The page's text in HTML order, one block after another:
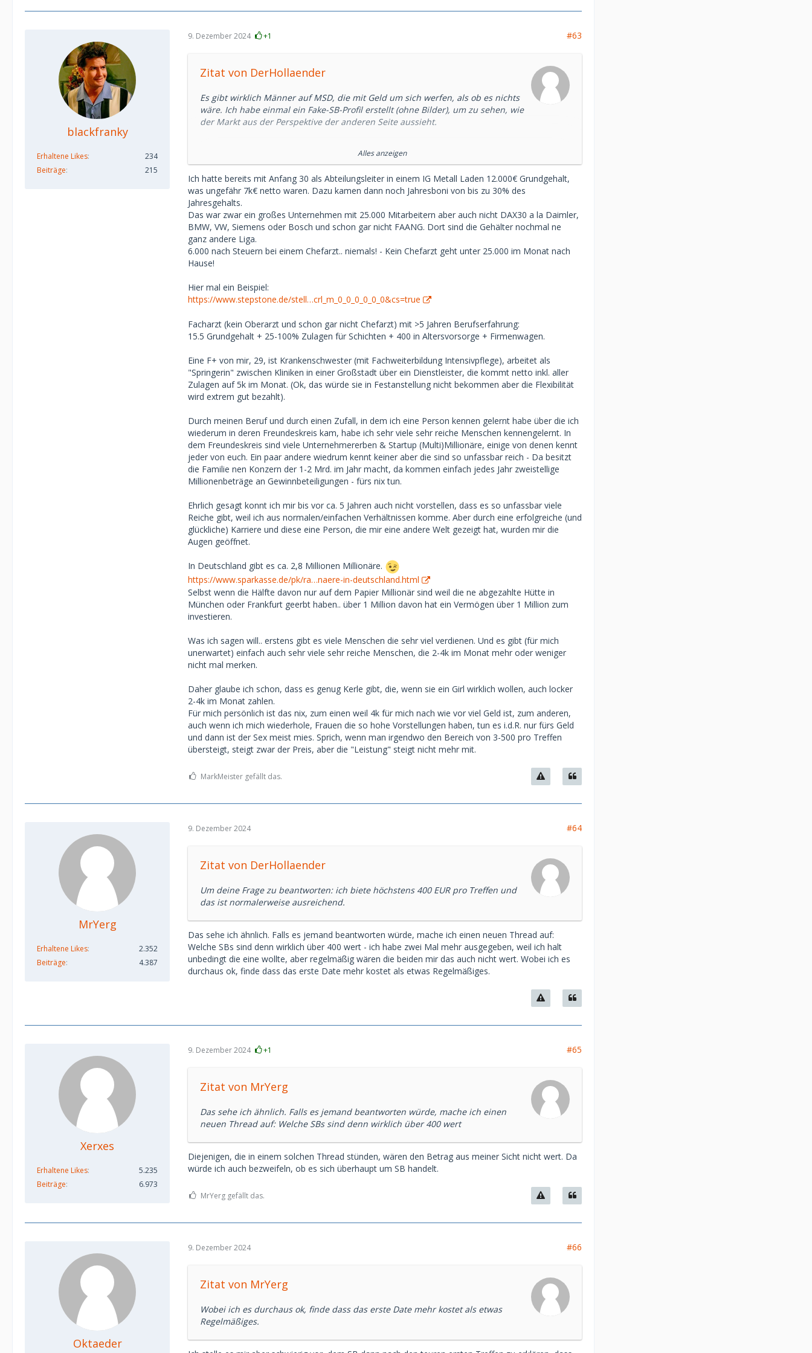
Okay, fairerweise muss man sagen, dass ich mich als schlanke 18-jährige
Europäerin angemeldet habe (nach meinen 'Eigenschaften'), was 'meinen'
Es macht keinen Sinn, auf der finanziellen Seite zu konkurrieren. Du solltest
bietest -- das ist im Grunde dasselbe wie (normale) Prostitution. Für eine gute
Erfahrung ist das Wichtigste, dass sie dich irgendwie mag bzw. einigermaßen
attraktiv findet.
Um deine Frage zu beantworten: ich biete höchstens 400 EUR pro Treffen und
das ist normalerweise ausreichend.
blackfranky
Erhaltene Likes
234
Beiträge
215
9. Dezember 2024 +1 #63
Zitat von DerHollaender
Es gibt wirklich Männer auf MSD, die mit Geld um sich werfen, als ob es nichts
wäre. Ich habe einmal ein Fake-SB-Profil erstellt (ohne Bilder), um zu sehen, wie
der Markt aus der Perspektive der anderen Seite aussieht.
1. 300 EUR für einen 20-minütigen Quickie im Auto
3. 2-4k pro Monat (sogar von einem 39-Jährigen)
Besonders der letzte Punkt klingt für mich wirklich seltsam. Ich weiß nicht
einmal, welche Berufe in Deutschland zu einem verfügbaren Einkommen von
über 4.000 führen würden (man muss auch für zusätzliche Kosten aufkommen,
über das Taschengeld hinaus). Das Gehalt eines erfahrenen Chefarztes beträgt
etwa 6.000 pro Monat nach Steuern. Dann braucht man noch mindestens 2.000
für eigenen Lebensunterhalt. Zwar nicht unmöglich, aber dann denke ich an
Profifußballer und sehr erfolgreiche Unternehmer.
Okay, fairerweise muss man sagen, dass ich mich als schlanke 18-jährige
Europäerin angemeldet habe (nach meinen 'Eigenschaften'), was 'meinen'
Es macht keinen Sinn, auf der finanziellen Seite zu konkurrieren. Du solltest
bietest -- das ist im Grunde dasselbe wie (normale) Prostitution. Für eine gute
Erfahrung ist das Wichtigste, dass sie dich irgendwie mag bzw. einigermaßen
attraktiv findet.
das ist normalerweise ausreichend.
Alles anzeigen
Ich hatte bereits mit Anfang 30 als Abteilungsleiter in einem IG Metall Laden 12.000€ Grundgehalt,
was ungefähr 7k€ netto waren. Dazu kamen dann noch Jahresboni von bis zu 30% des
Jahresgehalts.
Das war zwar ein großes Unternehmen mit 25.000 Mitarbeitern aber auch nicht DAX30 a la Daimler,
BMW, VW, Siemens oder Bosch und schon gar nicht FAANG. Dort sind die Gehälter nochmal ne
ganz andere Liga.
6.000 nach Steuern bei einem Chefarzt.. niemals! - Kein Chefarzt geht unter 25.000 im Monat nach
Hause!
Hier mal ein Beispiel:
https://www.stepstone.de/stell…crl_m_0_0_0_0_0_0&cs=true
Facharzt (kein Oberarzt und schon gar nicht Chefarzt) mit >5 Jahren Berufserfahrung:
15.5 Grundgehalt + 25-100% Zulagen für Schichten + 400 in Altersvorsorge + Firmenwagen.
Eine F+ von mir, 29, ist Krankenschwester (mit Fachweiterbildung Intensivpflege), arbeitet als
"Springerin" zwischen Kliniken in einer Großstadt über ein Dienstleister, die kommt netto inkl. aller
Zulagen auf 5k im Monat. (Ok, das würde sie in Festanstellung nicht bekommen aber die Flexibilität
wird extrem gut bezahlt).
Durch meinen Beruf und durch einen Zufall, in dem ich eine Person kennen gelernt habe über die ich
wiederum in deren Freundeskreis kam, habe ich sehr viele sehr reiche Menschen kennengelernt. In
dem Freundeskreis sind viele Unternehmererben & Startup (Multi)Millionäre, einige von denen kennt
jeder von euch. Ein paar andere wiedrum kennt keiner aber die sind so unfassbar reich - Da besitzt
die Familie nen Konzern der 1-2 Mrd. im Jahr macht, da kommen einfach jedes Jahr zweistellige
Millionenbeträge an Gewinnbeteiligungen - fürs nix tun.
Ehrlich gesagt konnt ich mir bis vor ca. 5 Jahren auch nicht vorstellen, dass es so unfassbar viele
Reiche gibt, weil ich aus normalen/einfachen Verhältnissen komme. Aber durch eine erfolgreiche (und
glückliche) Karriere und diese eine Person, die mir eine andere Welt gezeigt hat, wurden mir die
Augen geöffnet.
In Deutschland gibt es ca. 2,8 Millionen Millionäre.
https://www.sparkasse.de/pk/ra…naere-in-deutschland.html
Selbst wenn die Hälfte davon nur auf dem Papier Millionär sind weil die ne abgezahlte Hütte in
München oder Frankfurt geerbt haben.. über 1 Million davon hat ein Vermögen über 1 Million zum
investieren.
Was ich sagen will.. erstens gibt es viele Menschen die sehr viel verdienen. Und es gibt (für mich
unerwartet) einfach auch sehr viele sehr reiche Menschen, die 2-4k im Monat mehr oder weniger
nicht mal merken.
Daher glaube ich schon, dass es genug Kerle gibt, die, wenn sie ein Girl wirklich wollen, auch locker
2-4k im Monat zahlen.
Für mich persönlich ist das nix, zum einen weil 4k für mich nach wie vor viel Geld ist, zum anderen,
auch wenn ich mich wiederhole, Frauen die so hohe Vorstellungen haben, tun es i.d.R. nur fürs Geld
und dann ist der Sex meist mies. Sprich, wenn man irgendwo den Bereich von 3-500 pro Treffen
übersteigt, steigt zwar der Preis, aber die "Leistung" steigt nicht mehr mit.
MarkMeister gefällt das.
MrYerg
Erhaltene Likes
2.352
Beiträge
4.387
9. Dezember 2024 #64
Zitat von DerHollaender
Um deine Frage zu beantworten: ich biete höchstens 400 EUR pro Treffen und
das ist normalerweise ausreichend.
Das sehe ich ähnlich. Falls es jemand beantworten würde, mache ich einen neuen Thread auf:
Welche SBs sind denn wirklich über 400 wert - ich habe zwei Mal mehr ausgegeben, weil ich halt
unbedingt die eine wollte, aber regelmäßig wären die beiden mir das auch nicht wert. Wobei ich es
durchaus ok, finde dass das erste Date mehr kostet als etwas Regelmäßiges.
Xerxes
Erhaltene Likes
5.235
Beiträge
6.973
9. Dezember 2024 +1 #65
Zitat von MrYerg
Das sehe ich ähnlich. Falls es jemand beantworten würde, mache ich einen
neuen Thread auf: Welche SBs sind denn wirklich über 400 wert
Diejenigen, die in einem solchen Thread stünden, wären den Betrag aus meiner Sicht nicht wert. Da
würde ich auch bezweifeln, ob es sich überhaupt um SB handelt.
MrYerg gefällt das.
Oktaeder
9. Dezember 2024 #66
Zitat von MrYerg
Wobei ich es durchaus ok, finde dass das erste Date mehr kostet als etwas
Regelmäßiges.